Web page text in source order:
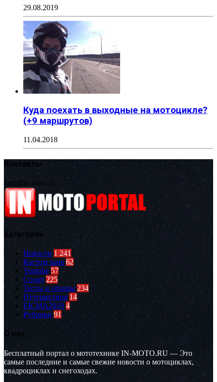
29.08.2019
Куда поехать в выходные на мотоцикле?
(+9 маршрутов)
11.04.2018
Контакты
info@in-moto.ru
Категории
Новости 1 241
Кастом зона 62
Youtube 57
Спорт 225
Тесты и обзоры 234
Путешествия 14
EICMA2019 4
Рубрики 91
О нас
Бесплатный портал о мототехнике IN-MOTO.RU — Это
самые последние и самые свежие новости о мотоциклах,
квадроциклах и снегоходах.